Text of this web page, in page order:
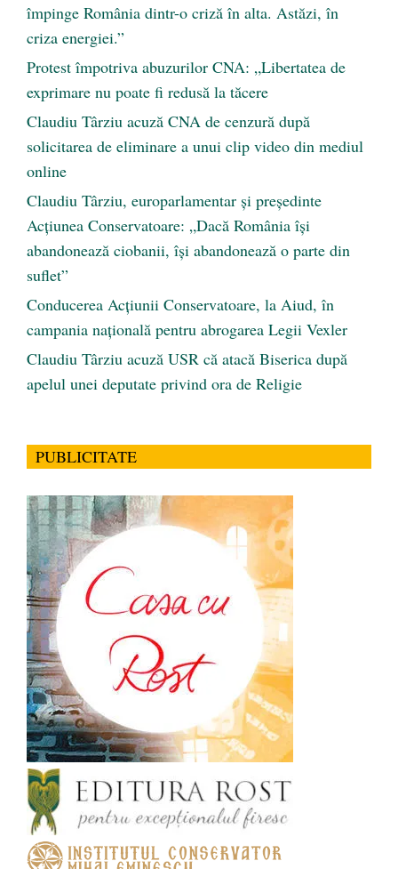
împinge România dintr-o criză în alta. Astăzi, în
criza energiei.”
Protest împotriva abuzurilor CNA: „Libertatea de
exprimare nu poate fi redusă la tăcere
Claudiu Târziu acuză CNA de cenzură după
solicitarea de eliminare a unui clip video din mediul
online
Claudiu Târziu, europarlamentar și președinte
Acțiunea Conservatoare: „Dacă România își
abandonează ciobanii, își abandonează o parte din
suflet”
Conducerea Acțiunii Conservatoare, la Aiud, în
campania națională pentru abrogarea Legii Vexler
Claudiu Târziu acuză USR că atacă Biserica după
apelul unei deputate privind ora de Religie
PUBLICITATE